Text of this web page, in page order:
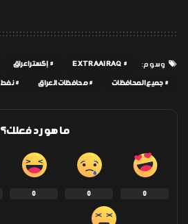
وسوم: EXTRAAIRAQ إكسترا عراق
جميع المحافظات محافظات العراق نفط
ما هو رد فعلك؟
0
0
0